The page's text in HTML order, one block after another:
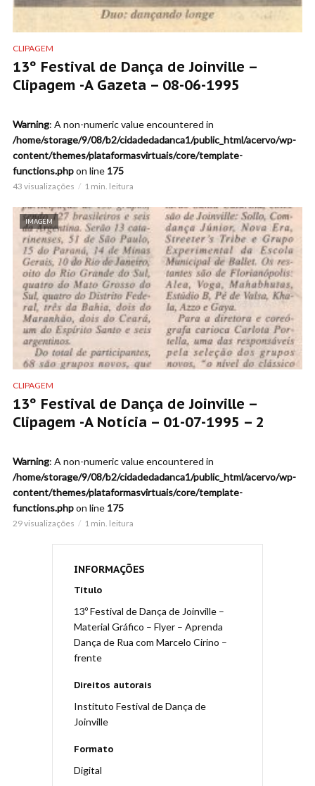
CLIPAGEM
13º Festival de Dança de Joinville –
Clipagem -A Gazeta – 08-06-1995
Warning: A non-numeric value encountered in
/home/storage/9/08/b2/cidadedadanca1/public_html/acervo/wp-
content/themes/plataformasvirtuais/core/template-
functions.phpon line 175
43 visualizações 1 min. leitura
IMAGEM
CLIPAGEM
13º Festival de Dança de Joinville –
Clipagem -A Notícia – 01-07-1995 – 2
Warning: A non-numeric value encountered in
/home/storage/9/08/b2/cidadedadanca1/public_html/acervo/wp-
content/themes/plataformasvirtuais/core/template-
functions.phpon line 175
29 visualizações 1 min. leitura
INFORMAÇÕES
Título
13º Festival de Dança de Joinville –
Material Gráfico – Flyer – Aprenda
Dança de Rua com Marcelo Cirino –
frente
Direitos autorais
Instituto Festival de Dança de
Joinville
Formato
Digital